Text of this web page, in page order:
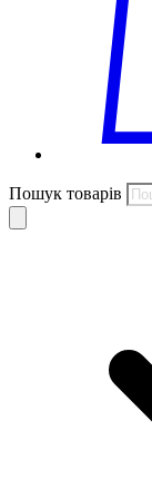
Пошук товарів